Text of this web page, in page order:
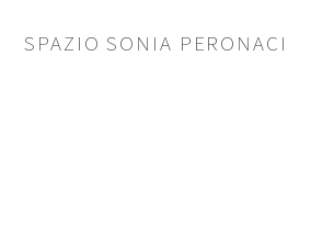
SPAZIO SONIA PERONACI